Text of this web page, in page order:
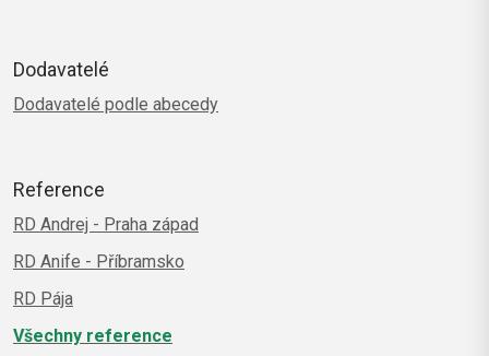
Dodavatelé
Dodavatelé podle abecedy
Reference
RD Andrej - Praha západ
RD Anife - Příbramsko
RD Pája
Všechny reference